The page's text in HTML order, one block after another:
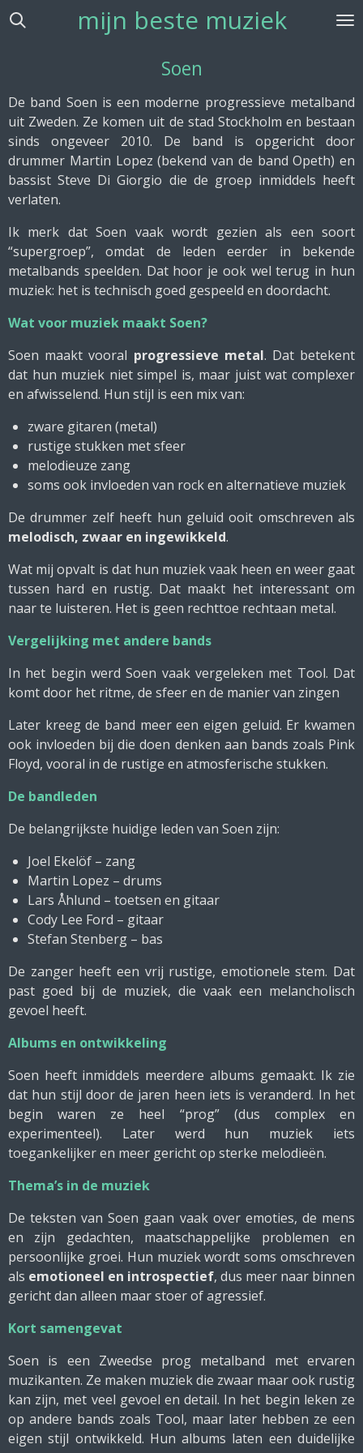
Ga
hoofdinhoud
mijn beste muziek
Soen
De band Soen is een moderne progressieve metalband
uit Zweden. Ze komen uit de stad Stockholm en bestaan
sinds ongeveer 2010. De band is opgericht door
drummer Martin Lopez (bekend van de band Opeth) en
bassist Steve Di Giorgio die de groep inmiddels heeft
verlaten.
Ik merk dat Soen vaak wordt gezien als een soort
“supergroep”, omdat de leden eerder in bekende
metalbands speelden. Dat hoor je ook wel terug in hun
muziek: het is technisch goed gespeeld en doordacht.
Wat voor muziek maakt Soen?
Soen maakt vooral progressieve metal. Dat betekent
dat hun muziek niet simpel is, maar juist wat complexer
en afwisselend. Hun stijl is een mix van:
zware gitaren (metal)
rustige stukken met sfeer
melodieuze zang
soms ook invloeden van rock en alternatieve muziek
De drummer zelf heeft hun geluid ooit omschreven als
melodisch, zwaar en ingewikkeld.
Wat mij opvalt is dat hun muziek vaak heen en weer gaat
tussen hard en rustig. Dat maakt het interessant om
naar te luisteren. Het is geen rechttoe rechtaan metal.
Vergelijking met andere bands
In het begin werd Soen vaak vergeleken met Tool. Dat
komt door het ritme, de sfeer en de manier van zingen
Later kreeg de band meer een eigen geluid. Er kwamen
ook invloeden bij die doen denken aan bands zoals Pink
Floyd, vooral in de rustige en atmosferische stukken.
De bandleden
De belangrijkste huidige leden van Soen zijn:
Joel Ekelöf – zang
Martin Lopez – drums
Lars Åhlund – toetsen en gitaar
Cody Lee Ford – gitaar
Stefan Stenberg – bas
De zanger heeft een vrij rustige, emotionele stem. Dat
past goed bij de muziek, die vaak een melancholisch
gevoel heeft.
Albums en ontwikkeling
Soen heeft inmiddels meerdere albums gemaakt. Ik zie
dat hun stijl door de jaren heen iets is veranderd. In het
begin waren ze heel “prog” (dus complex en
experimenteel). Later werd hun muziek iets
toegankelijker en meer gericht op sterke melodieën.
Thema’s in de muziek
De teksten van Soen gaan vaak over emoties, de mens
en zijn gedachten, maatschappelijke problemen en
persoonlijke groei. Hun muziek wordt soms omschreven
als emotioneel en introspectief, dus meer naar binnen
gericht dan alleen maar stoer of agressief.
Kort samengevat
Soen is een Zweedse prog metalband met ervaren
muzikanten. Ze maken muziek die zwaar maar ook rustig
kan zijn, met veel gevoel en detail. In het begin leken ze
op andere bands zoals Tool, maar later hebben ze een
eigen stijl ontwikkeld. Hun albums laten een duidelijke